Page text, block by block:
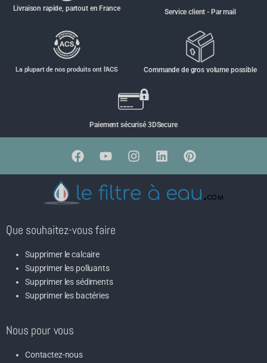
Livraison rapide, partout en France Service client - Par mail
La plupart de nos produits ont l'ACS Commande de gros volume possible
Paiement sécurisé 3DSecure
Que souhaitez-vous faire
Supprimer le calcaire
Supprimer les polluants
Supprimer les sédiments
Supprimer les bactéries
Nous pour vous
Contactez-nous